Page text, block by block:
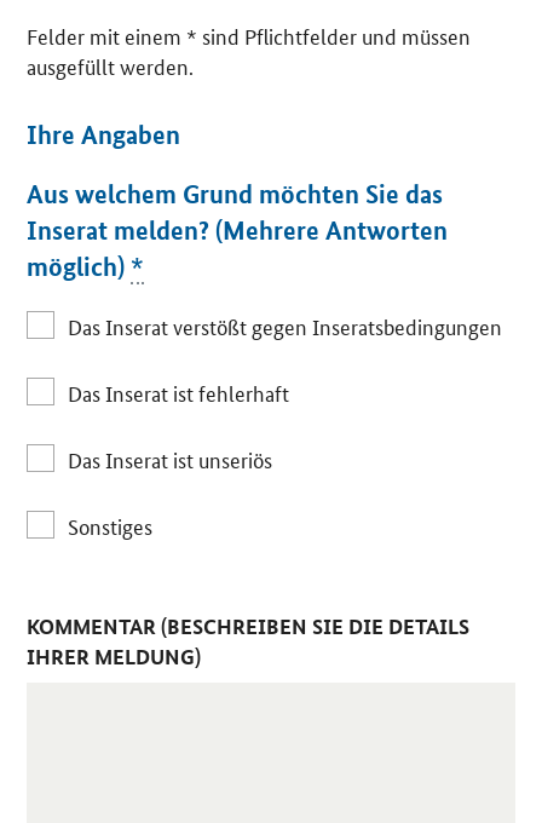
Felder mit einem * sind Pflichtfelder und müssen
ausgefüllt werden.
Ihre Angaben
Aus welchem Grund möchten Sie das
Inserat melden? (Mehrere Antworten
möglich) *
Das Inserat verstößt gegen Inseratsbedingungen
Das Inserat ist fehlerhaft
Das Inserat ist unseriös
Sonstiges
KOMMENTAR (BESCHREIBEN SIE DIE DETAILS
IHRER MELDUNG)